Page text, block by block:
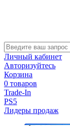
Личный кабинет
Авторизуйтесь
Корзина
0 товаров
Trade-In
PS5
Лидеры продаж